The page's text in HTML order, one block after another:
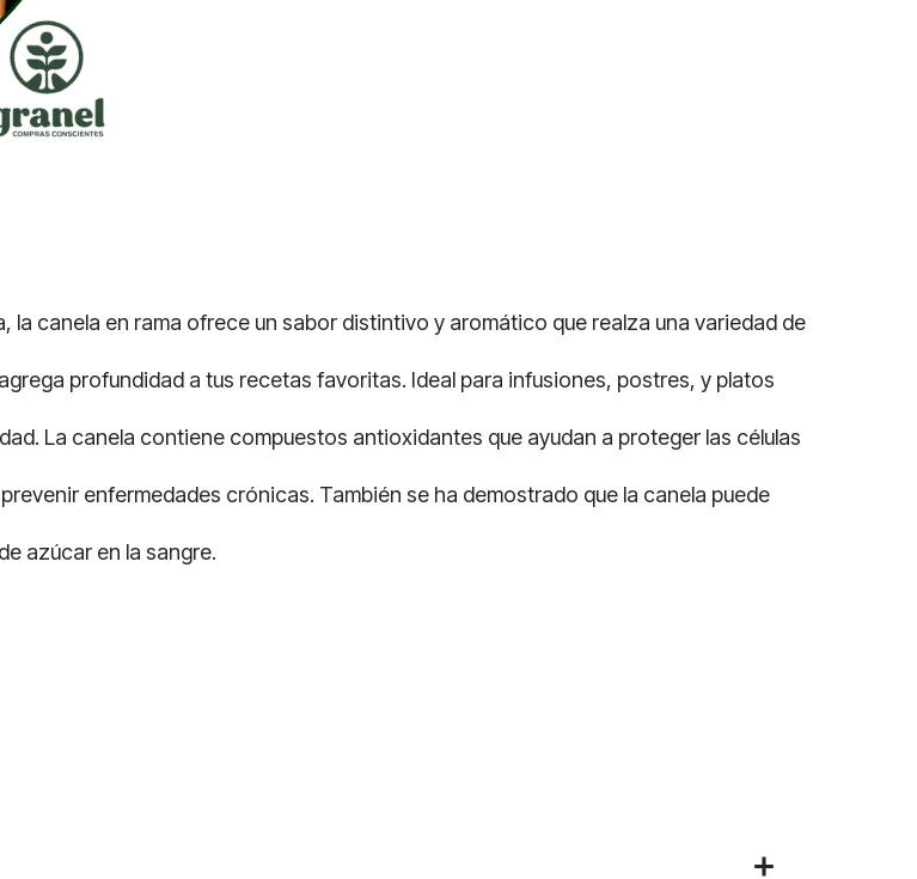
canela en rama ofrece un sabor distintivo y aromático que realza una variedad de
profundidad a tus recetas favoritas. Ideal para infusiones, postres, y platos
La canela contiene compuestos antioxidantes que ayudan a proteger las células
enfermedades crónicas. También se ha demostrado que la canela puede
azúcar en la sangre.